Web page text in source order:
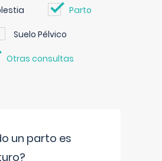
Parto
Suelo Pélvico
Otras consultas
un parto es